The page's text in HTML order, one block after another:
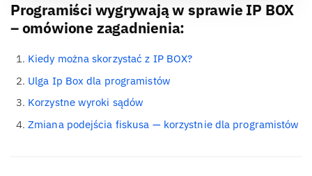
Programiści wygrywają w sprawie IP BOX
– omówione zagadnienia:
Kiedy można skorzystać z IP BOX?
Ulga Ip Box dla programistów
Korzystne wyroki sądów
Zmiana podejścia fiskusa — korzystnie dla programistów